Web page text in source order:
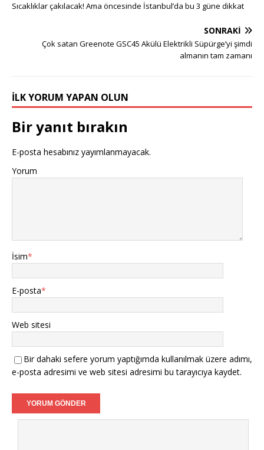
Sıcaklıklar çakılacak! Ama öncesinde İstanbul’da bu 3 güne dikkat
SONRAKI
Çok satan Greenote GSC45 Akülü Elektrikli Süpürge’yi şimdi
almanın tam zamanı
İLK YORUM YAPAN OLUN
Bir yanıt bırakın
E-posta hesabınız yayımlanmayacak.
Yorum
İsim*
E-posta*
Web sitesi
Bir dahaki sefere yorum yaptığımda kullanılmak üzere adımı,
e-posta adresimi ve web sitesi adresimi bu tarayıcıya kaydet.